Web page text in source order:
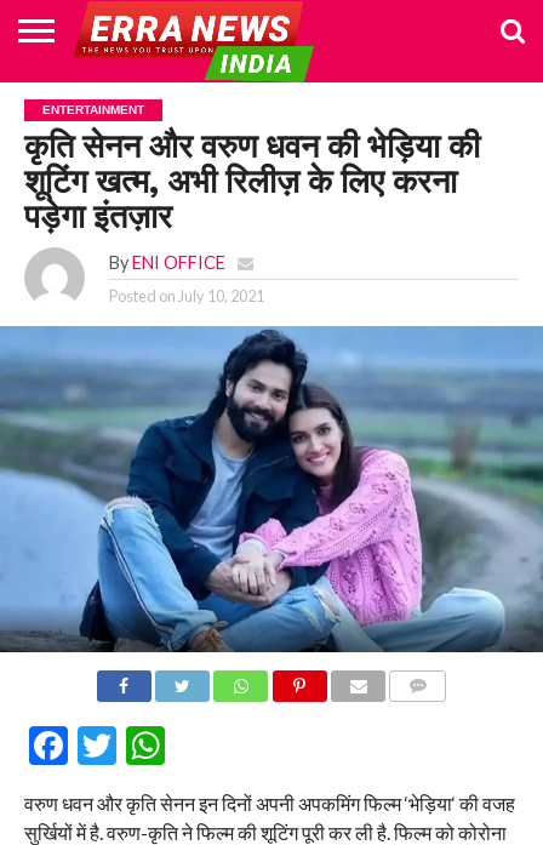
HOME
POLITICS
NEWS
BUSINESS
CULTURE
NATIONAL
SPORTS
LIFESTYLE
TRAVEL
OPINION
BREAKING
NEWS
ENTERTAINMENT
WORLD
CRIME
JOIN
US
ENTERTAINMENT
कृति सेनन और वरुण धवन की भेड़िया की
शूटिंग खत्म, अभी रिलीज़ के लिए करना
पड़ेगा इंतज़ार
By ENI OFFICE
Posted on July 10, 2021
Facebook
Twitter
WhatsApp
वरुण धवन और कृति सेनन इन दिनों अपनी अपकमिंग फिल्म ‘भेड़िया‘ की वजह
सुर्खियों में है. वरुण-कृति ने फिल्म की शूटिंग पूरी कर ली है. फिल्म को कोरोना